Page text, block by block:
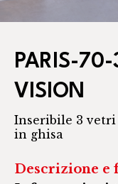
PARIS-
VISION
Inseribile 3
in ghisa
Descrizione e